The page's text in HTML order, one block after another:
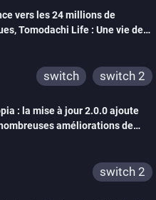
wiiu
3ds
ps3
xbox 360
switch 2
vers les 24 millions de
Tomodachi Life : Une vie de
switch switch 2
: la mise à jour 2.0.0 ajoute
améliorations de
switch 2